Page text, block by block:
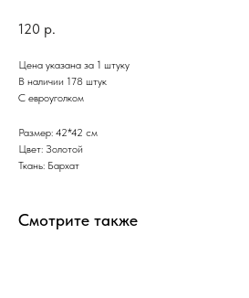
120 р.
Цена указана за 1 штуку
В наличии 178 штук
С евроуголком
Размер: 42*42 см
Цвет: Золотой
Ткань: Бархат
Смотрите также